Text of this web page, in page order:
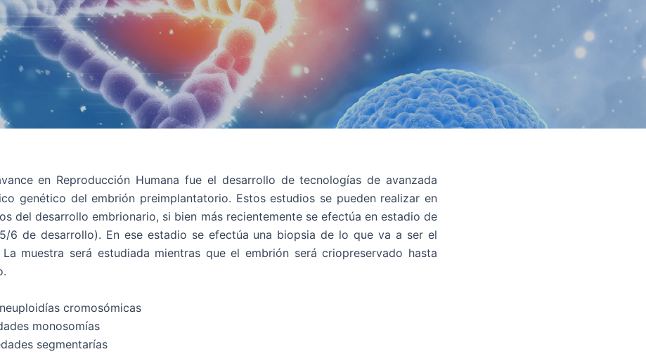
en Reproducción Humana fue el desarrollo de tecnologías de avanzada
genético del embrión preimplantatorio. Estos estudios se pueden realizar en
del desarrollo embrionario, si bien más recientemente se efectúa en estadio de
6 de desarrollo). En ese estadio se efectúa una biopsia de lo que va a ser el
muestra será estudiada mientras que el embrión será criopreservado hasta
cromosómicas
monosomías
segmentarías